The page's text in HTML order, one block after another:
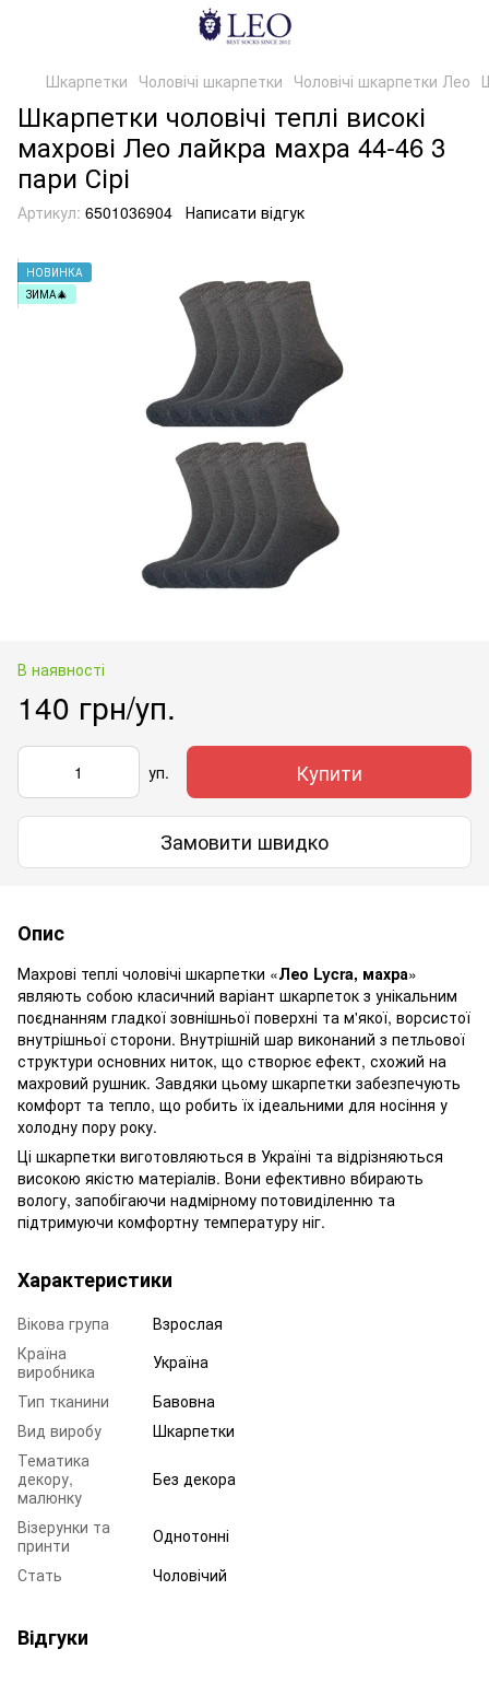
Шкарпетки Чоловічі шкарпетки Чоловічі шкарпетки Лео
Шкарпетки чоловічі теплі високі
махрові Лео лайкра махра 44-46 3
пари Сірі
Артикул: 6501036904 Написати відгук
НОВИНКА
ЗИМА🎄
В наявності
140 грн/уп.
уп. Купити
Замовити швидко
Опис
Махрові теплі чоловічі шкарпетки «Лео Lycra, махра»
являють собою класичний варіант шкарпеток з унікальним
поєднанням гладкої зовнішньої поверхні та м'якої, ворсистої
внутрішньої сторони. Внутрішній шар виконаний з петльової
структури основних ниток, що створює ефект, схожий на
махровий рушник. Завдяки цьому шкарпетки забезпечують
комфорт та тепло, що робить їх ідеальними для носіння у
холодну пору року.
Ці шкарпетки виготовляються в Україні та відрізняються
високою якістю матеріалів. Вони ефективно вбирають
вологу, запобігаючи надмірному потовиділенню та
підтримуючи комфортну температуру ніг.
Характеристики
Вікова група
Взрослая
Країна
виробника
Україна
Тип тканини
Бавовна
Вид виробу
Шкарпетки
Тематика
декору,
малюнку
Без декора
Візерунки та
принти
Однотонні
Стать
Чоловічий
Відгуки